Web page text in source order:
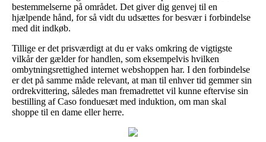
bestemmelserne på området. Det giver dig genvej til en
hjælpende hånd, for så vidt du udsættes for besvær i forbindelse
med dit indkøb.
Tillige er det prisværdigt at du er vaks omkring de vigtigste
vilkår der gælder for handlen, som eksempelvis hvilken
ombytningsrettighed internet webshoppen har. I den forbindelse
er det på samme måde relevant, at man til enhver tid gemmer sin
ordrekvittering, således man fremadrettet vil kunne eftervise sin
bestilling af Caso fonduesæt med induktion, om man skal
shoppe til en dame eller herre.